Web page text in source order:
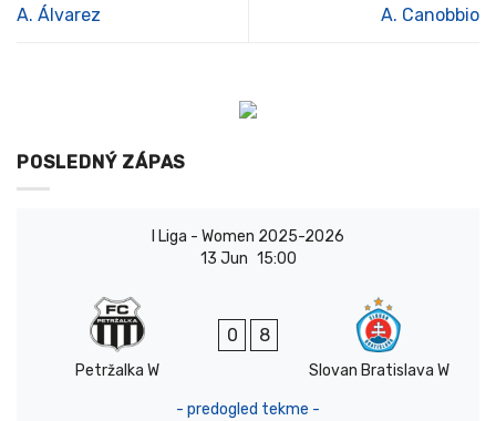
A. Álvarez A. Canobbio
POSLEDNÝ ZÁPAS
I Liga - Women 2025-2026
13 Jun 15:00
Petržalka W
0 8
Slovan Bratislava W
- predogled tekme -